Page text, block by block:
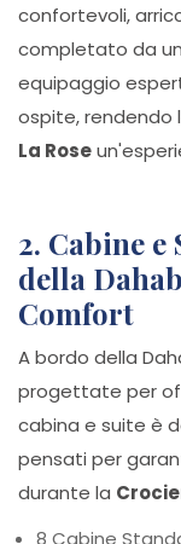
confortevoli,
completato da
equipaggio
ospite, rendendo
La Rose
2. Cabine
della
Comfort
A bordo della
progettate per
cabina e suite è
pensati per
durante la
8 Cabine